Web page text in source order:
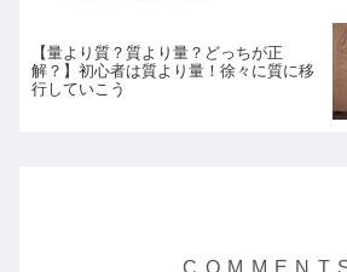
【量より質？質より量？どっちが正
解？】初心者は質より量！徐々に質に移
行していこう